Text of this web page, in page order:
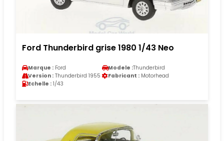
Ford Thunderbird grise 1980 1/43 Neo
Marque : Ford Modele :Thunderbird
Version : Thunderbird 1955 Fabricant : Motorhead
Echelle : 1/43